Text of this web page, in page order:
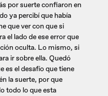
por suerte confiaron en
ya percibí que había
que ver con que si
el lado de ese error que
oculta. Lo mismo, si
ir sobre ella. Quedó
es el desafío que tiene
la suerte, por que
todo lo que esta